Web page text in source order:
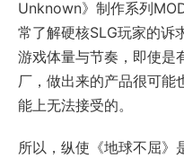
Unknown》制作系列
常了解硬核SLG玩家的诉
游戏体量与节奏，即使是
厂，做出来的产品很可能
能上无法接受的。
所以，纵使《地球不屈》